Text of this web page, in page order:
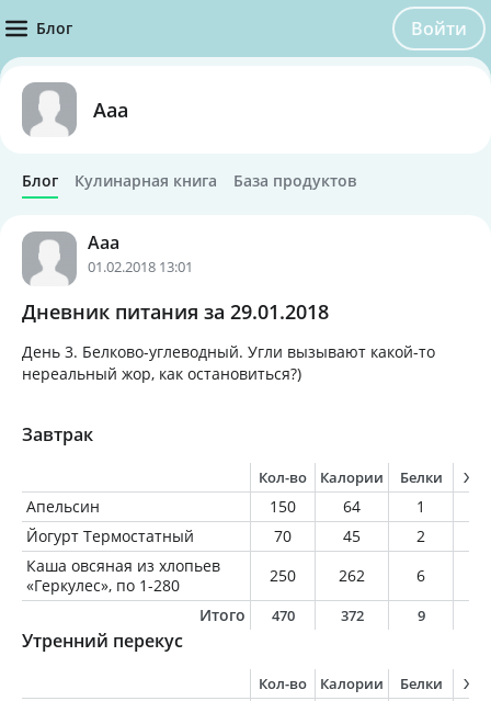
Блог Войти
Ааа
Блог Кулинарная книга База продуктов
Ааа
01.02.2018 13:01
Дневник питания за 29.01.2018
День 3. Белково-углеводный. Угли вызывают какой-то
нереальный жор, как остановиться?)
Завтрак
Кол-во Калории Белки
Апельсин 150 64 1
Йогурт Термостатный
70 45 2
Каша овсяная из хлопьев
«Геркулес», по 1-280
250 262 6
Итого
470 372 9
Утренний перекус
Кол-во Калории Белки